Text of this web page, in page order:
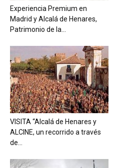
Experiencia Premium en
Madrid y Alcalá de Henares,
Patrimonio de la...
VISITA “Alcalá de Henares y
ALCINE, un recorrido a través
de...